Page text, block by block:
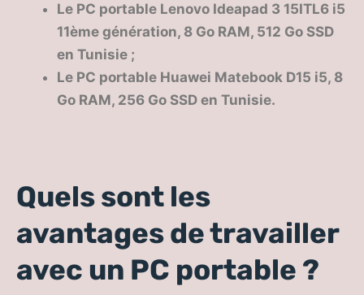
Le PC portable Lenovo Ideapad 3 15ITL6 i5
11ème génération, 8 Go RAM, 512 Go SSD
en Tunisie ;
Le PC portable Huawei Matebook D15 i5, 8
Go RAM, 256 Go SSD en Tunisie.
Quels sont les
avantages de travailler
avec un PC portable ?